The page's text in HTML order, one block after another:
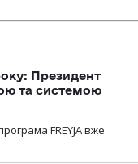
Президент
та системою
FREYJA вже